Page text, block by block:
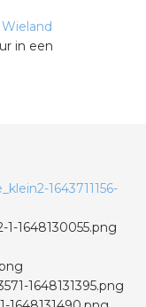
in een